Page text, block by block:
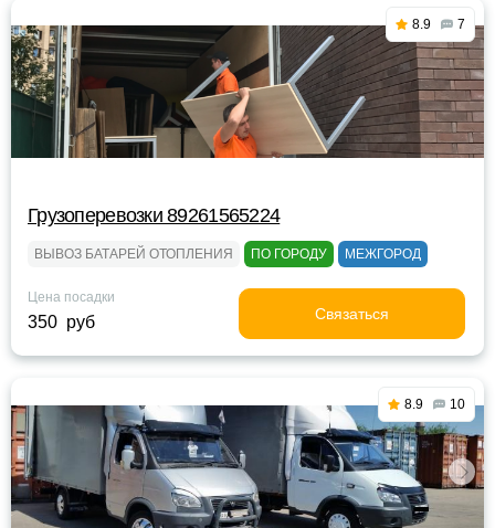
8.9 7
Грузоперевозки 89261565224
ВЫВОЗ БАТАРЕЙ ОТОПЛЕНИЯ ПО ГОРОДУ МЕЖГОРОД
Цена посадки
350 руб Связаться
8.9 10